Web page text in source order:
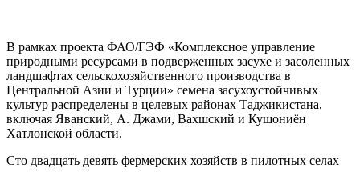
В рамках проекта ФАО/ГЭФ «Комплексное управление
природными ресурсами в подверженных засухе и засоленных
ландшафтах сельскохозяйственного производства в
Центральной Азии и Турции» семена засухоустойчивых
культур распределены в целевых районах Таджикистана,
включая Яванский, А. Джами, Вахшский и Кушониён
Хатлонской области.
Сто двадцать девять фермерских хозяйств в пилотных селах